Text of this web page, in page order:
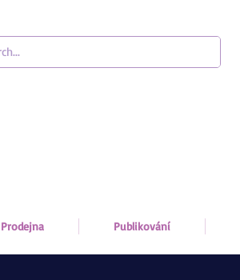
Prodejna Publikování